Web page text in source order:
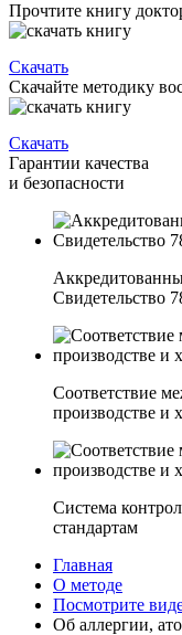
Прочтите книгу
Скачать
Скачайте методику
Скачать
Гарантии качества
и безопасности
Свидетельство
Соответствие
производстве и
Система
стандартам
Главная
О методе
Посмотрите
Об аллергии,